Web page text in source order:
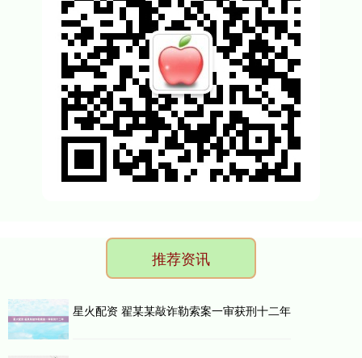
推荐资讯
星火配资 翟某某敲诈勒索案一审获刑十二年